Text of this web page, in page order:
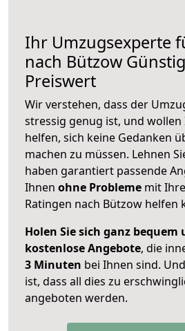
Ihr Umzugsexperte
nach Bützow
Preiswert
Wir verstehen, dass der
stressig genug ist, und wollen
helfen, sich keine Gedanken
machen zu müssen. Lehnen
haben garantiert passende
Ihnen ohne Probleme mit
Ratingen nach Bützow helfen
Holen Sie sich ganz bequem
kostenlose Angebote, die
3 Minuten bei Ihnen sind.
ist, dass all dies zu
angeboten werden.